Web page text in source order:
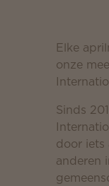
Elke
onze
Sinds
door iets
anderen